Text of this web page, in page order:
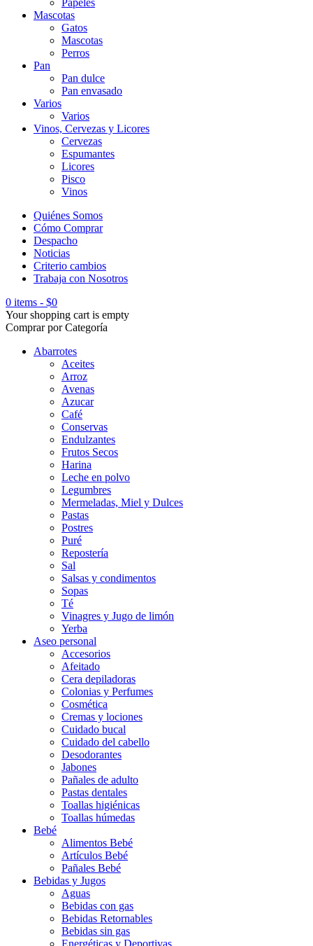
Papeles
Mascotas
Gatos
Mascotas
Perros
Pan
Pan dulce
Pan envasado
Varios
Varios
Vinos, Cervezas y Licores
Cervezas
Espumantes
Licores
Pisco
Vinos
Quiénes Somos
Cómo Comprar
Despacho
Noticias
Criterio cambios
Trabaja con Nosotros
0 items - $0
Your shopping cart is empty
Comprar por Categoría
Abarrotes
Aceites
Arroz
Avenas
Azucar
Café
Conservas
Endulzantes
Frutos Secos
Harina
Leche en polvo
Legumbres
Mermeladas, Miel y Dulces
Pastas
Postres
Puré
Repostería
Sal
Salsas y condimentos
Sopas
Té
Vinagres y Jugo de limón
Yerba
Aseo personal
Accesorios
Afeitado
Cera depiladoras
Colonias y Perfumes
Cosmética
Cremas y lociones
Cuidado bucal
Cuidado del cabello
Desodorantes
Jabones
Pañales de adulto
Pastas dentales
Toallas higiénicas
Toallas húmedas
Bebé
Alimentos Bebé
Artículos Bebé
Pañales Bebé
Bebidas y Jugos
Aguas
Bebidas con gas
Bebidas Retornables
Bebidas sin gas
Energéticas y Deportivas